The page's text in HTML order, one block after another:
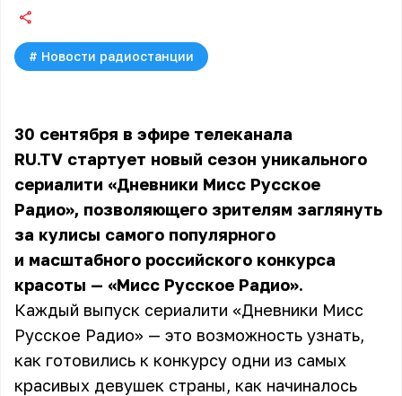
# Новости радиостанции
30 сентября в эфире телеканала
RU.TV стартует новый сезон уникального
сериалити «Дневники Мисс Русское
Радио», позволяющего зрителям заглянуть
за кулисы самого популярного
и масштабного российского конкурса
красоты — «Мисс Русское Радио».
Каждый выпуск сериалити «Дневники Мисс
Русское Радио» — это возможность узнать,
как готовились к конкурсу одни из самых
красивых девушек страны, как начиналось